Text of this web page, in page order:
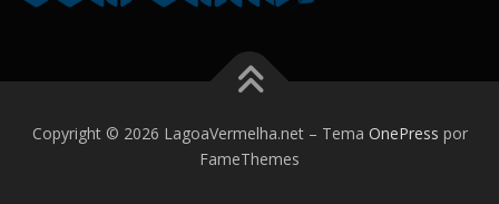
Copyright © 2026 LagoaVermelha.net – Tema OnePress por
FameThemes